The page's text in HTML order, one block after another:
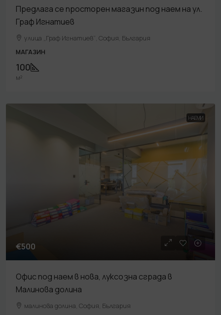
Предлага се просторен магазин под наем на ул.
Граф Игнатиев
улица „Граф Игнатиев“, София, България
МАГАЗИН
100
м²
НАЕМИ
€500
Офис под наем в нова, луксозна сграда в
Малинова долина
малинова долина, София, България